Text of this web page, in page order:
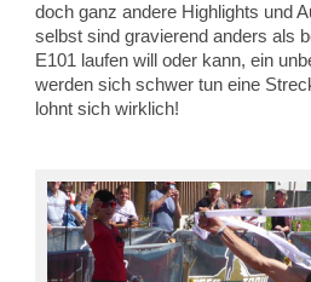
doch ganz andere Highlights und
selbst sind gravierend anders als
E101 laufen will oder kann, ein
werden sich schwer tun eine
lohnt sich wirklich!